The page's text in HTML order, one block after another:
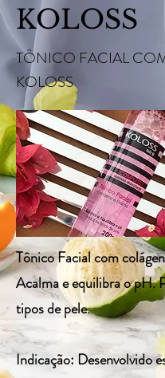
KOLOSS
TÔNICO FACIAL
KOLOSS
Tônico Facial com
Acalma e equilibra o pH.
tipos de pele.
Indicação: Desenvolvido